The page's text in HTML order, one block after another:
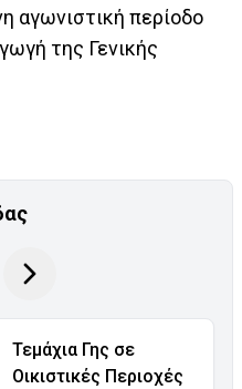
αγωνιστική περίοδο
της Γενικής
Τεμάχια Γης σε
Οικιστικές Περιοχές